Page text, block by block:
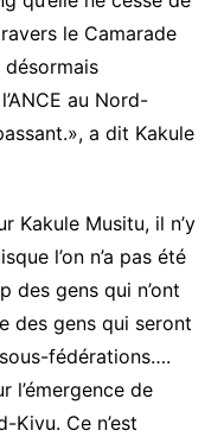
le Camarade
désormais
au Nord-
a dit Kakule
Kakule Musitu, il n’y
l’on n’a pas été
des gens qui n’ont
des gens qui seront
fédérations….
l’émergence de
Ce n’est